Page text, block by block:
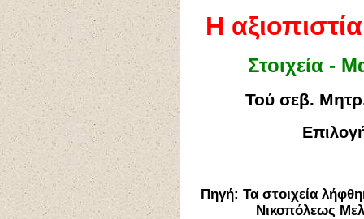
Η
Στοιχεία -
Τού σεβ.
Πηγή: Τα στοιχεία
Νικοπόλεως